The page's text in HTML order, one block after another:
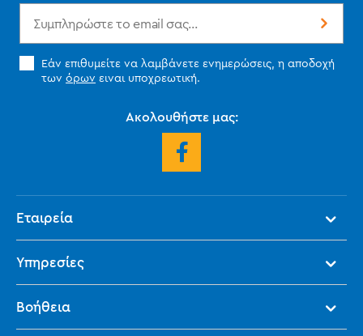
Εάν επιθυμείτε να λαμβάνετε ενημερώσεις, η αποδοχή
των όρων ειναι υποχρεωτική.
Ακολουθήστε μας:
Εταιρεία
Υπηρεσίες
Βοήθεια